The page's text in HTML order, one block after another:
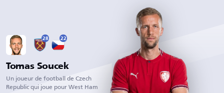
28 22
Tomas Soucek
Un joueur de football de Czech
Republic qui joue pour West Ham